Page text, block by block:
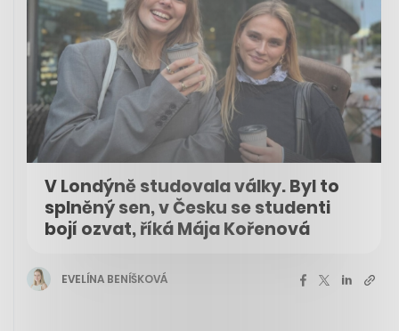
V Londýně studovala války. Byl to
splněný sen, v Česku se studenti
bojí ozvat, říká Mája Kořenová
EVELÍNA BENÍŠKOVÁ